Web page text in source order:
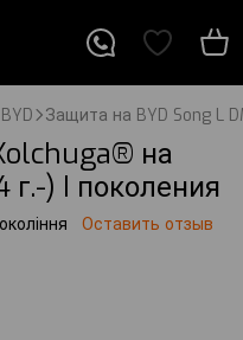
Защита на BYD Song L
на
г.-) I поколения
Оставить отзыв